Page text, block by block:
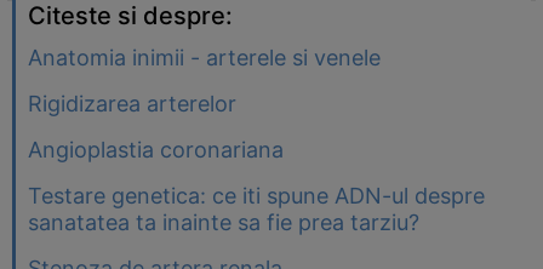
Citeste si despre:
Anatomia inimii - arterele si venele
Rigidizarea arterelor
Angioplastia coronariana
Testare genetica: ce iti spune ADN-ul despre
sanatatea ta inainte sa fie prea tarziu?